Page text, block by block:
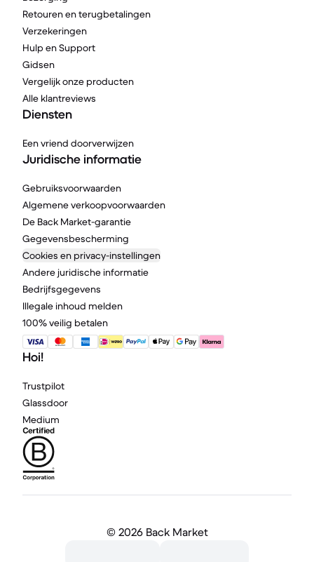
Retouren en terugbetalingen
Verzekeringen
Hulp en Support
Gidsen
Vergelijk onze producten
Alle klantreviews
Diensten
Een vriend doorverwijzen
Juridische informatie
Gebruiksvoorwaarden
Algemene verkoopvoorwaarden
De Back Market-garantie
Gegevensbescherming
Cookies en privacy-instellingen
Andere juridische informatie
Bedrijfsgegevens
Illegale inhoud melden
100% veilig betalen
Hoi!
Trustpilot
Glassdoor
Medium
© 2026 Back Market